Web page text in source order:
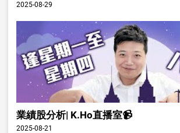
2025-08-29
業績股分析| K.Ho直播室📹
2025-08-21